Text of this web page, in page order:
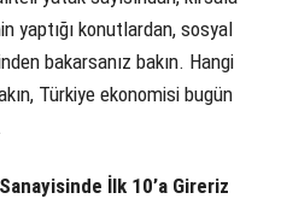
yaptığı konutlardan, sosyal
bakarsanız bakın. Hangi
Türkiye ekonomisi bugün
İlk 10’a Gireriz